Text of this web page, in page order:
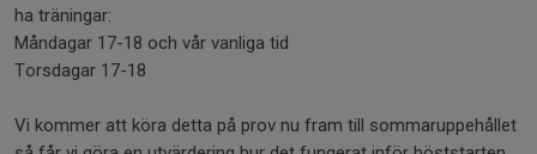
ha träningar:
Måndagar 17-18 och vår vanliga tid
Torsdagar 17-18
Vi kommer att köra detta på prov nu fram till sommaruppehållet